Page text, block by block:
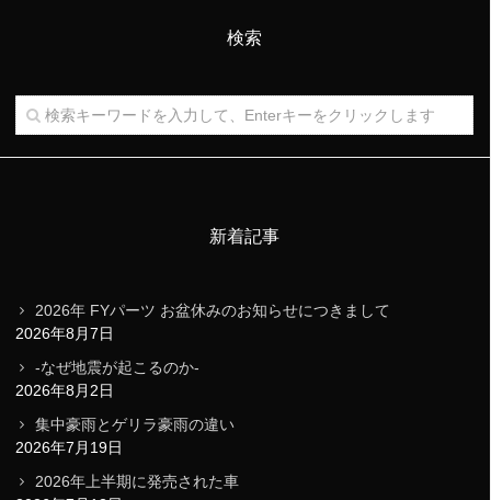
検索
新着記事
2026年 FYパーツ お盆休みのお知らせにつきまして
2026年8月7日
-なぜ地震が起こるのか-
2026年8月2日
集中豪雨とゲリラ豪雨の違い
2026年7月19日
2026年上半期に発売された車